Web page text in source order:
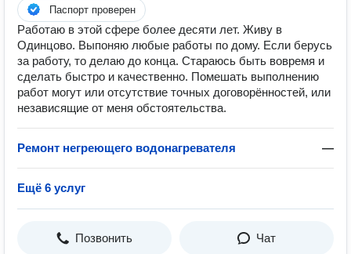
Паспорт проверен
Работаю в этой сфере более десяти лет. Живу в
Одинцово. Выпоняю любые работы по дому. Если берусь
за работу, то делаю до конца. Стараюсь быть вовремя и
сделать быстро и качественно. Помешать выполнению
работ могут или отсутствие точных договорённостей, или
независящие от меня обстоятельства.
Ремонт негреющего водонагревателя —
Ещё 6 услуг
Позвонить Чат